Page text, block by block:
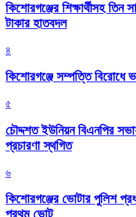
কিশোরগঞ্জের শিক্ষার্থীসহ
টাকার হাতবদল
৪
কিশোরগঞ্জে সম্পত্তি বিরোধে
৫
চৌদ্দশত ইউনিয়ন বিএনপির
প্রচারণা স্থগিত
৬
কিশোরগঞ্জের ভোটার পুলিশ